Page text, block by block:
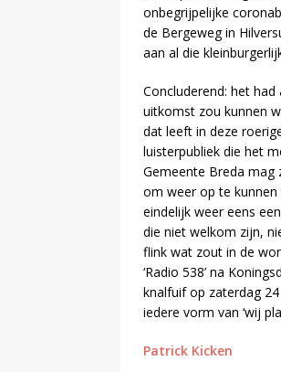
onbegrijpelijke
de Bergeweg in
aan al die
Concluderend: het
uitkomst zou kunnen
dat leeft in deze
luisterpubliek die het
Gemeente Breda mag
om weer op te
eindelijk weer eens
die niet welkom zijn,
flink wat zout in de
‘Radio 538’ na
knalfuif op zaterdag
iedere vorm van ‘wij
Patrick Kicken